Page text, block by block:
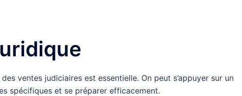
des ventes judiciaires est essentielle. On peut s’appuyer sur un
spécifiques et se préparer efficacement.